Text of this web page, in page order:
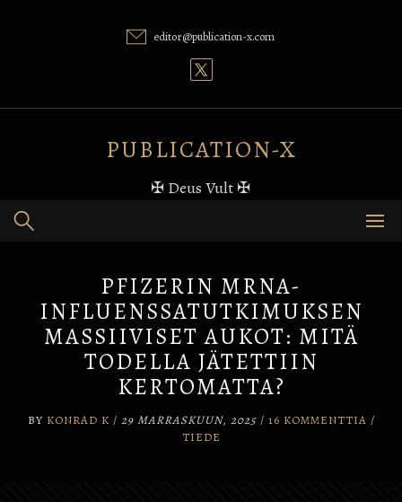
editor@publication-x.com
PUBLICATION-X
✠ Deus Vult ✠
PFIZERIN MRNA-
INFLUENSSATUTKIMUKSEN
MASSIIVISET AUKOT: MITÄ
TODELLA JÄTETTIIN
KERTOMATTA?
BY KONRAD K / 29 MARRASKUUN, 2025/ 16 KOMMENTTIA /
TIEDE